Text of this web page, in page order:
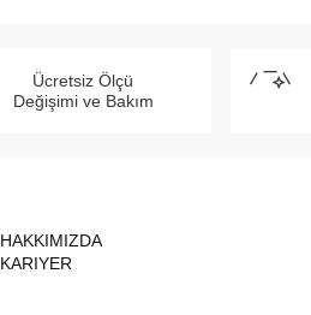
Ücretsiz Ölçü
Değişimi ve Bakım
HAKKIMIZDA
KARIYER